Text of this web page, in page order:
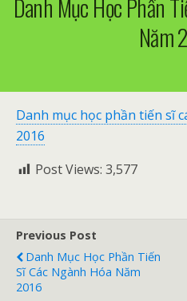
Danh Mục Học Phần
Năm
Danh mục học phần tiến sĩ
2016
Post Views: 3,577
Previous Post
Danh Mục Học Phần Tiến
Sĩ Các Ngành Hóa Năm
2016